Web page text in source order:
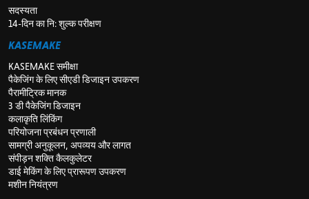
सदस्यता
14-दिन का नि: शुल्क परीक्षण
KASEMAKE
KASEMAKE समीक्षा
पैकेजिंग के लिए सीएडी डिजाइन उपकरण
पैरामीट्रिक मानक
3 डी पैकेजिंग डिजाइन
कलाकृति लिंकिंग
परियोजना प्रबंधन प्रणाली
सामग्री अनुकूलन, अपव्यय और लागत
संपीड़न शक्ति कैलकुलेटर
डाई मेकिंग के लिए प्रारूपण उपकरण
मशीन नियंत्रण